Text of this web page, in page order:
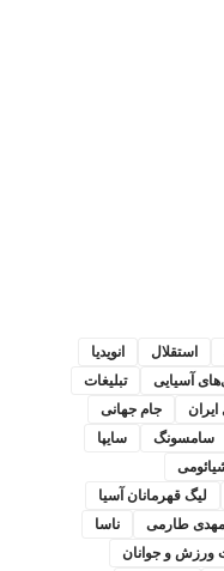
استقلال
انویدیا
آسیایی
تبلیغات
ایران
جام جهانی
سامسونگ
سایپا
لیگ قهرمانان آسیا
مهدی طارمی
ناسا
ورزش و جوانان